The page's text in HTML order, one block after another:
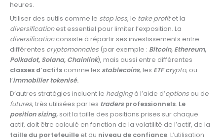
heures.
Utiliser des outils comme le stop loss, le take profitet la
diversificationest essentiel pour limiter l’exposition. La
diversificationconsiste à répartir ses investissements entre
différentes cryptomonnaies (par exemple : Bitcoin, Ethereum,
Polkadot, Solana, Chainlink), mais aussi entre différentes
classes d’actifs comme les stablecoins, les ETF crypto, ou
l’immobilier tokenisé.
D’autres stratégies incluent le hedgingà l’aide d’options ou de
futures, très utilisées par les tradersprofessionnels. Le
position sizing, soit la taille des positions prises sur chaque
actif, doit être calculé en fonction de la volatilité de l’actif, de la
taille du portefeuille et du niveau de confiance. L’utilisation